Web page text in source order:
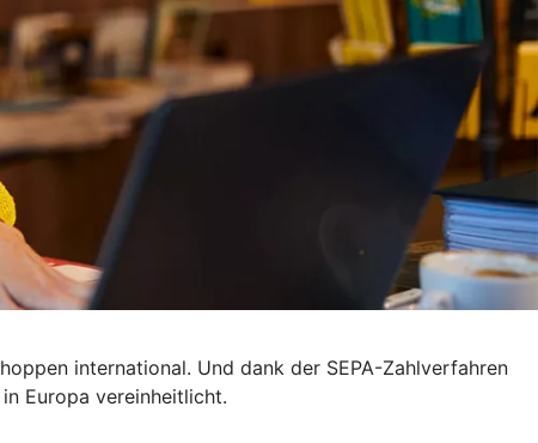
international. Und dank der SEPA-Zahlverfahren
Europa vereinheitlicht.